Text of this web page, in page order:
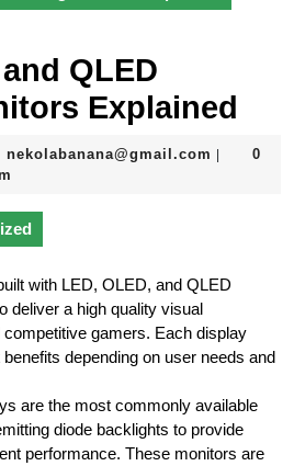
QLED
Explained
nekolabanana@gmail.com
0
with LED, OLED, and QLED
deliver a high quality visual
gamers. Each display
depending on user needs and
are the most commonly available
diode backlights to provide
performance. These monitors are